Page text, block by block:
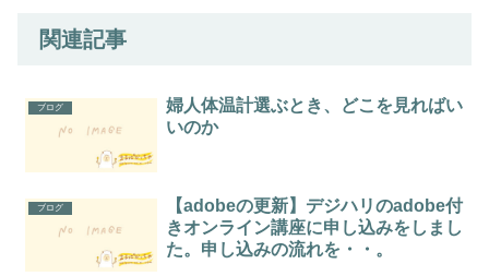
関連記事
ブログ
婦人体温計選ぶとき、どこを見ればい
いのか
ブログ
【adobeの更新】デジハリのadobe付
きオンライン講座に申し込みをしまし
た。申し込みの流れを・・。